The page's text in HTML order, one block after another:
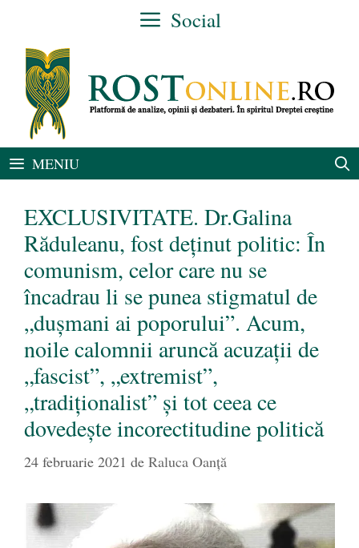
conținut
Social
MENIU
EXCLUSIVITATE. Dr.Galina
Răduleanu, fost deținut politic: În
comunism, celor care nu se
încadrau li se punea stigmatul de
„dușmani ai poporului”. Acum,
noile calomnii aruncă acuzații de
„fascist”, „extremist”,
„tradiționalist” și tot ceea ce
dovedește incorectitudine politică
24 februarie 2021 de Raluca Oanță